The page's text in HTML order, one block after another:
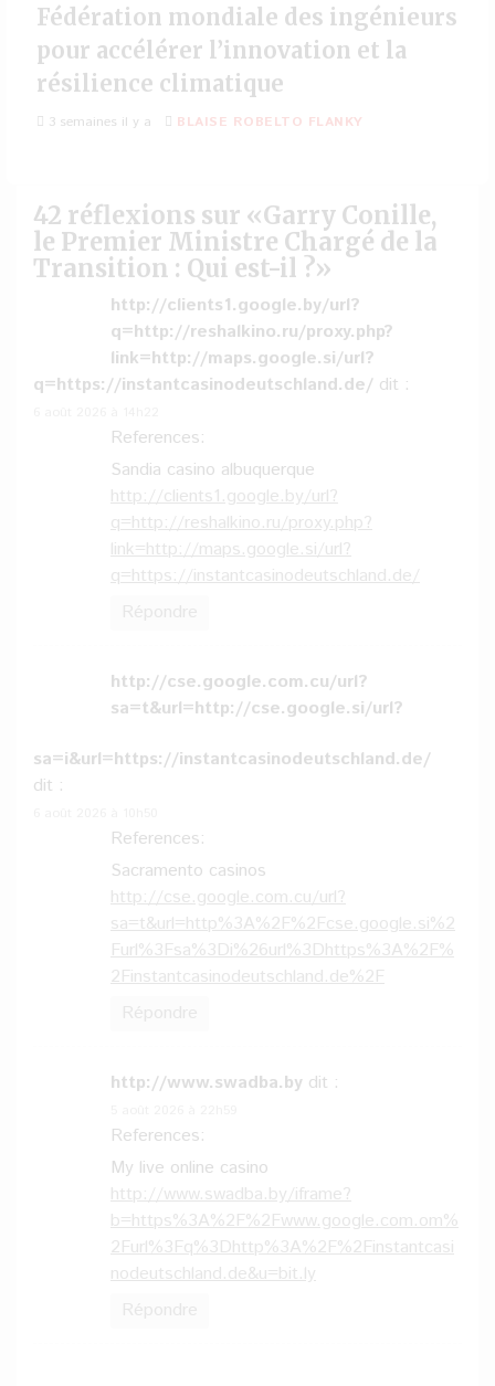
Fédération mondiale des ingénieurs
pour accélérer l’innovation et la
résilience climatique
3 semaines il y a BLAISE ROBELTO FLANKY
42 réflexions sur «Garry Conille,
le Premier Ministre Chargé de la
Transition : Qui est-il ?»
http://clients1.google.by/url?
q=http://reshalkino.ru/proxy.php?
link=http://maps.google.si/url?
q=https://instantcasinodeutschland.de/ dit :
References:
Sandia casino albuquerque
http://clients1.google.by/url?
q=http://reshalkino.ru/proxy.php?
link=http://maps.google.si/url?
q=https://instantcasinodeutschland.de/
http://cse.google.com.cu/url?
sa=t&url=http://cse.google.si/url?
sa=i&url=https://instantcasinodeutschland.de/
dit :
References:
Sacramento casinos
http://cse.google.com.cu/url?
sa=t&url=http%3A%2F%2Fcse.google.si%2
Furl%3Fsa%3Di%26url%3Dhttps%3A%2F%
2Finstantcasinodeutschland.de%2F
http://www.swadba.by dit :
References:
My live online casino
http://www.swadba.by/iframe?
b=https%3A%2F%2Fwww.google.com.om%
2Furl%3Fq%3Dhttp%3A%2F%2Finstantcasi
nodeutschland.de&u=bit.ly